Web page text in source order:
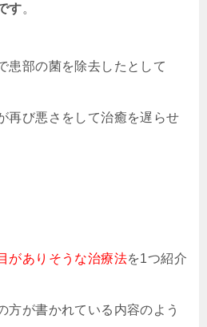
す。
患部の菌を除去したとして
再び悪さをして治癒を遅らせ
がありそうな治療法を1つ紹介
方が書かれている内容のよう